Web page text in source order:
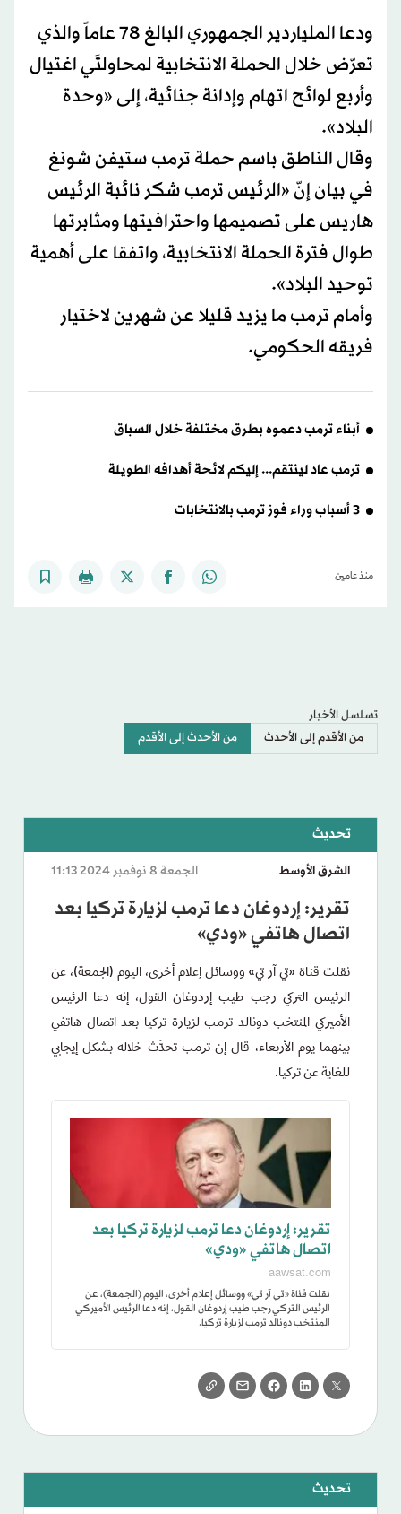
ودعا الملياردير الجمهوري البالغ 78 عاماً والذي
تعرّض خلال الحملة الانتخابية لمحاولتَي اغتيال
وأربع لوائح اتهام وإدانة جنائية، إلى «وحدة
البلاد».
وقال الناطق باسم حملة ترمب ستيفن شونغ
في بيان إنّ «الرئيس ترمب شكر نائبة الرئيس
هاريس على تصميمها واحترافيتها ومثابرتها
طوال فترة الحملة الانتخابية، واتفقا على أهمية
توحيد البلاد».
وأمام ترمب ما يزيد قليلا عن شهرين لاختيار
فريقه الحكومي.
أبناء ترمب دعموه بطرق مختلفة خلال السباق
ترمب عاد لينتقم... إليكم لائحة أهدافه الطويلة
3 أسباب وراء فوز ترمب بالانتخابات
منذ عامين
تسلسل الأخبار
من الأحدث إلى الأقدم
من الأقدم إلى الأحدث
الجمعة 8 نوفمبر 2024 11:13 الشرق الأوسط
تقرير: إردوغان دعا ترمب لزيارة تركيا بعد
اتصال هاتفي «ودي»
نقلت قناة «تي آر تي» ووسائل إعلام أخرى، اليوم (الجمعة)، عن
الرئيس التركي رجب طيب إردوغان القول، إنه دعا الرئيس
الأميركي المنتخب دونالد ترمب لزيارة تركيا بعد اتصال هاتفي
بينهما يوم الأربعاء، قال إن ترمب تحدَّث خلاله بشكل إيجابي
للغاية عن تركيا.
تقرير: إردوغان دعا ترمب لزيارة تركيا بعد
اتصال هاتفي «ودي»
aawsat.com
نقلت قناة «تي آر تي» ووسائل إعلام أخرى، اليوم (الجمعة)، عن
الرئيس التركي رجب طيب إردوغان القول، إنه دعا الرئيس الأميركي
المنتخب دونالد ترمب لزيارة تركيا.